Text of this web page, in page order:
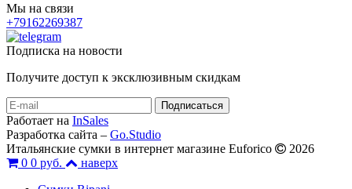
Мы на связи
+79162269387
Подписка на новости
Получите доступ к эксклюзивным скидкам
Работает на InSales
Разработка сайта – Go.Studio
Итальянские сумки в интернет магазине Euforico
2026
0 0 руб.
наверх